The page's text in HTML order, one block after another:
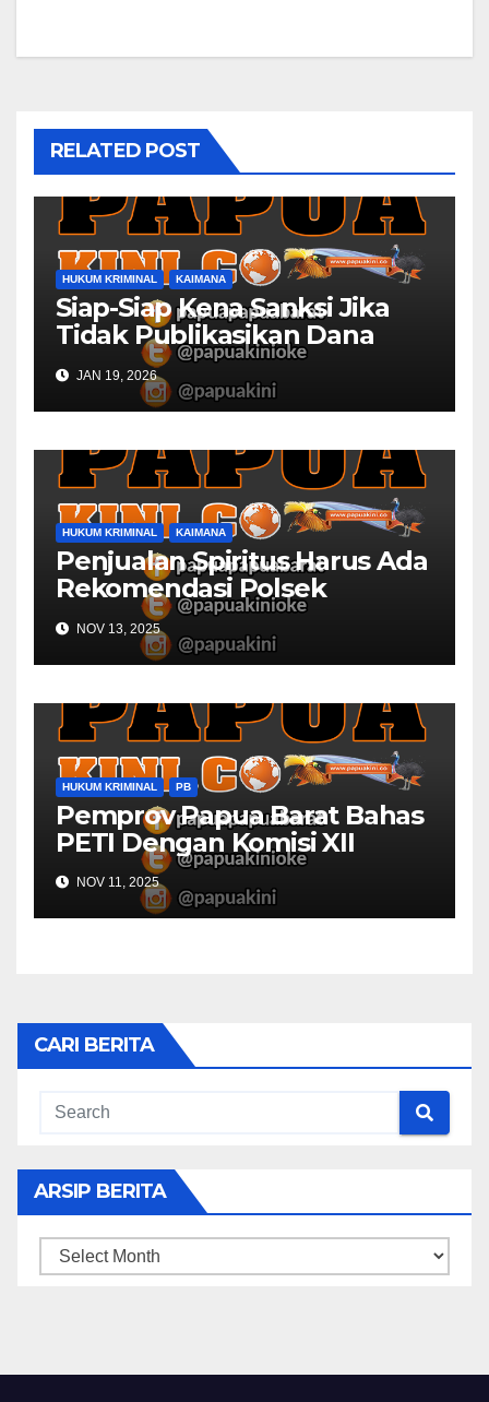
RELATED POST
HUKUM KRIMINAL KAIMANA
Siap-Siap Kena Sanksi Jika
Tidak Publikasikan Dana
Desa
JAN 19, 2026
HUKUM KRIMINAL KAIMANA
Penjualan Spiritus Harus Ada
Rekomendasi Polsek
Kaimana
NOV 13, 2025
HUKUM KRIMINAL PB
Pemprov Papua Barat Bahas
PETI Dengan Komisi XII
NOV 11, 2025
CARI BERITA
ARSIP BERITA
ARSIP